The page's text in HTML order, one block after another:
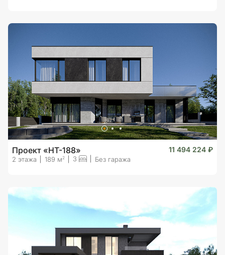
Проект «HT-188» 11 494 224 ₽
2 этажа 189 м 2 3 Без гаража